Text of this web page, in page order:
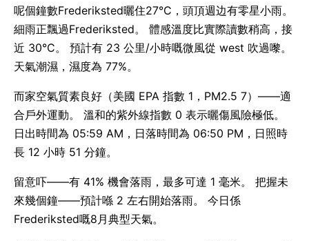
呢個鐘數Frederiksted曬住27°C，頭頂週边有零星小雨。
細雨正飄過Frederiksted。 體感溫度比實際讀數稍高，接
近 30°C。 預計有 23 公里/小時嘅微風從 west 吹過嚟。
天氣潮濕，濕度為 77%。
而家空氣質素良好（美國 EPA 指數 1，PM2.5 7）——適
合戶外運動。 溫和的紫外線指數 0 表示曬傷風險極低。
日出時間為 05:59 AM，日落時間為 06:50 PM，日照時
長 12 小時 51 分鐘。
留意吓——有 41% 機會落雨，最多可達 1 毫米。 把握未
來幾個鐘——預計喺 2 左右開始落雨。 今日係
Frederiksted嘅8月典型天氣。